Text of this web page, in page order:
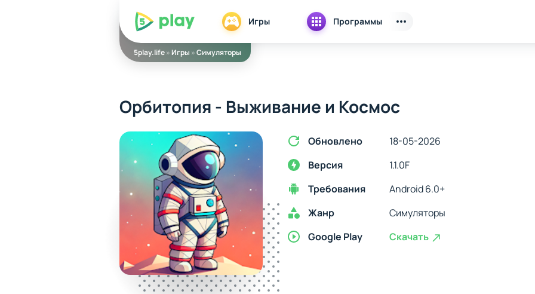
5play Игры Программы
5play.life»Игры »Симуляторы
Орбитопия - Выживание и Космос
Обновлено
18-05-2026
Версия
1.1.0F
Требования
Android 6.0+
Жанр
Симуляторы
Google Play
Скачать